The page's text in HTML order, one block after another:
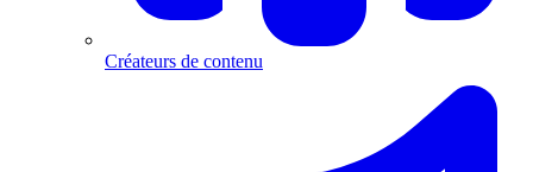
Créateurs de contenu